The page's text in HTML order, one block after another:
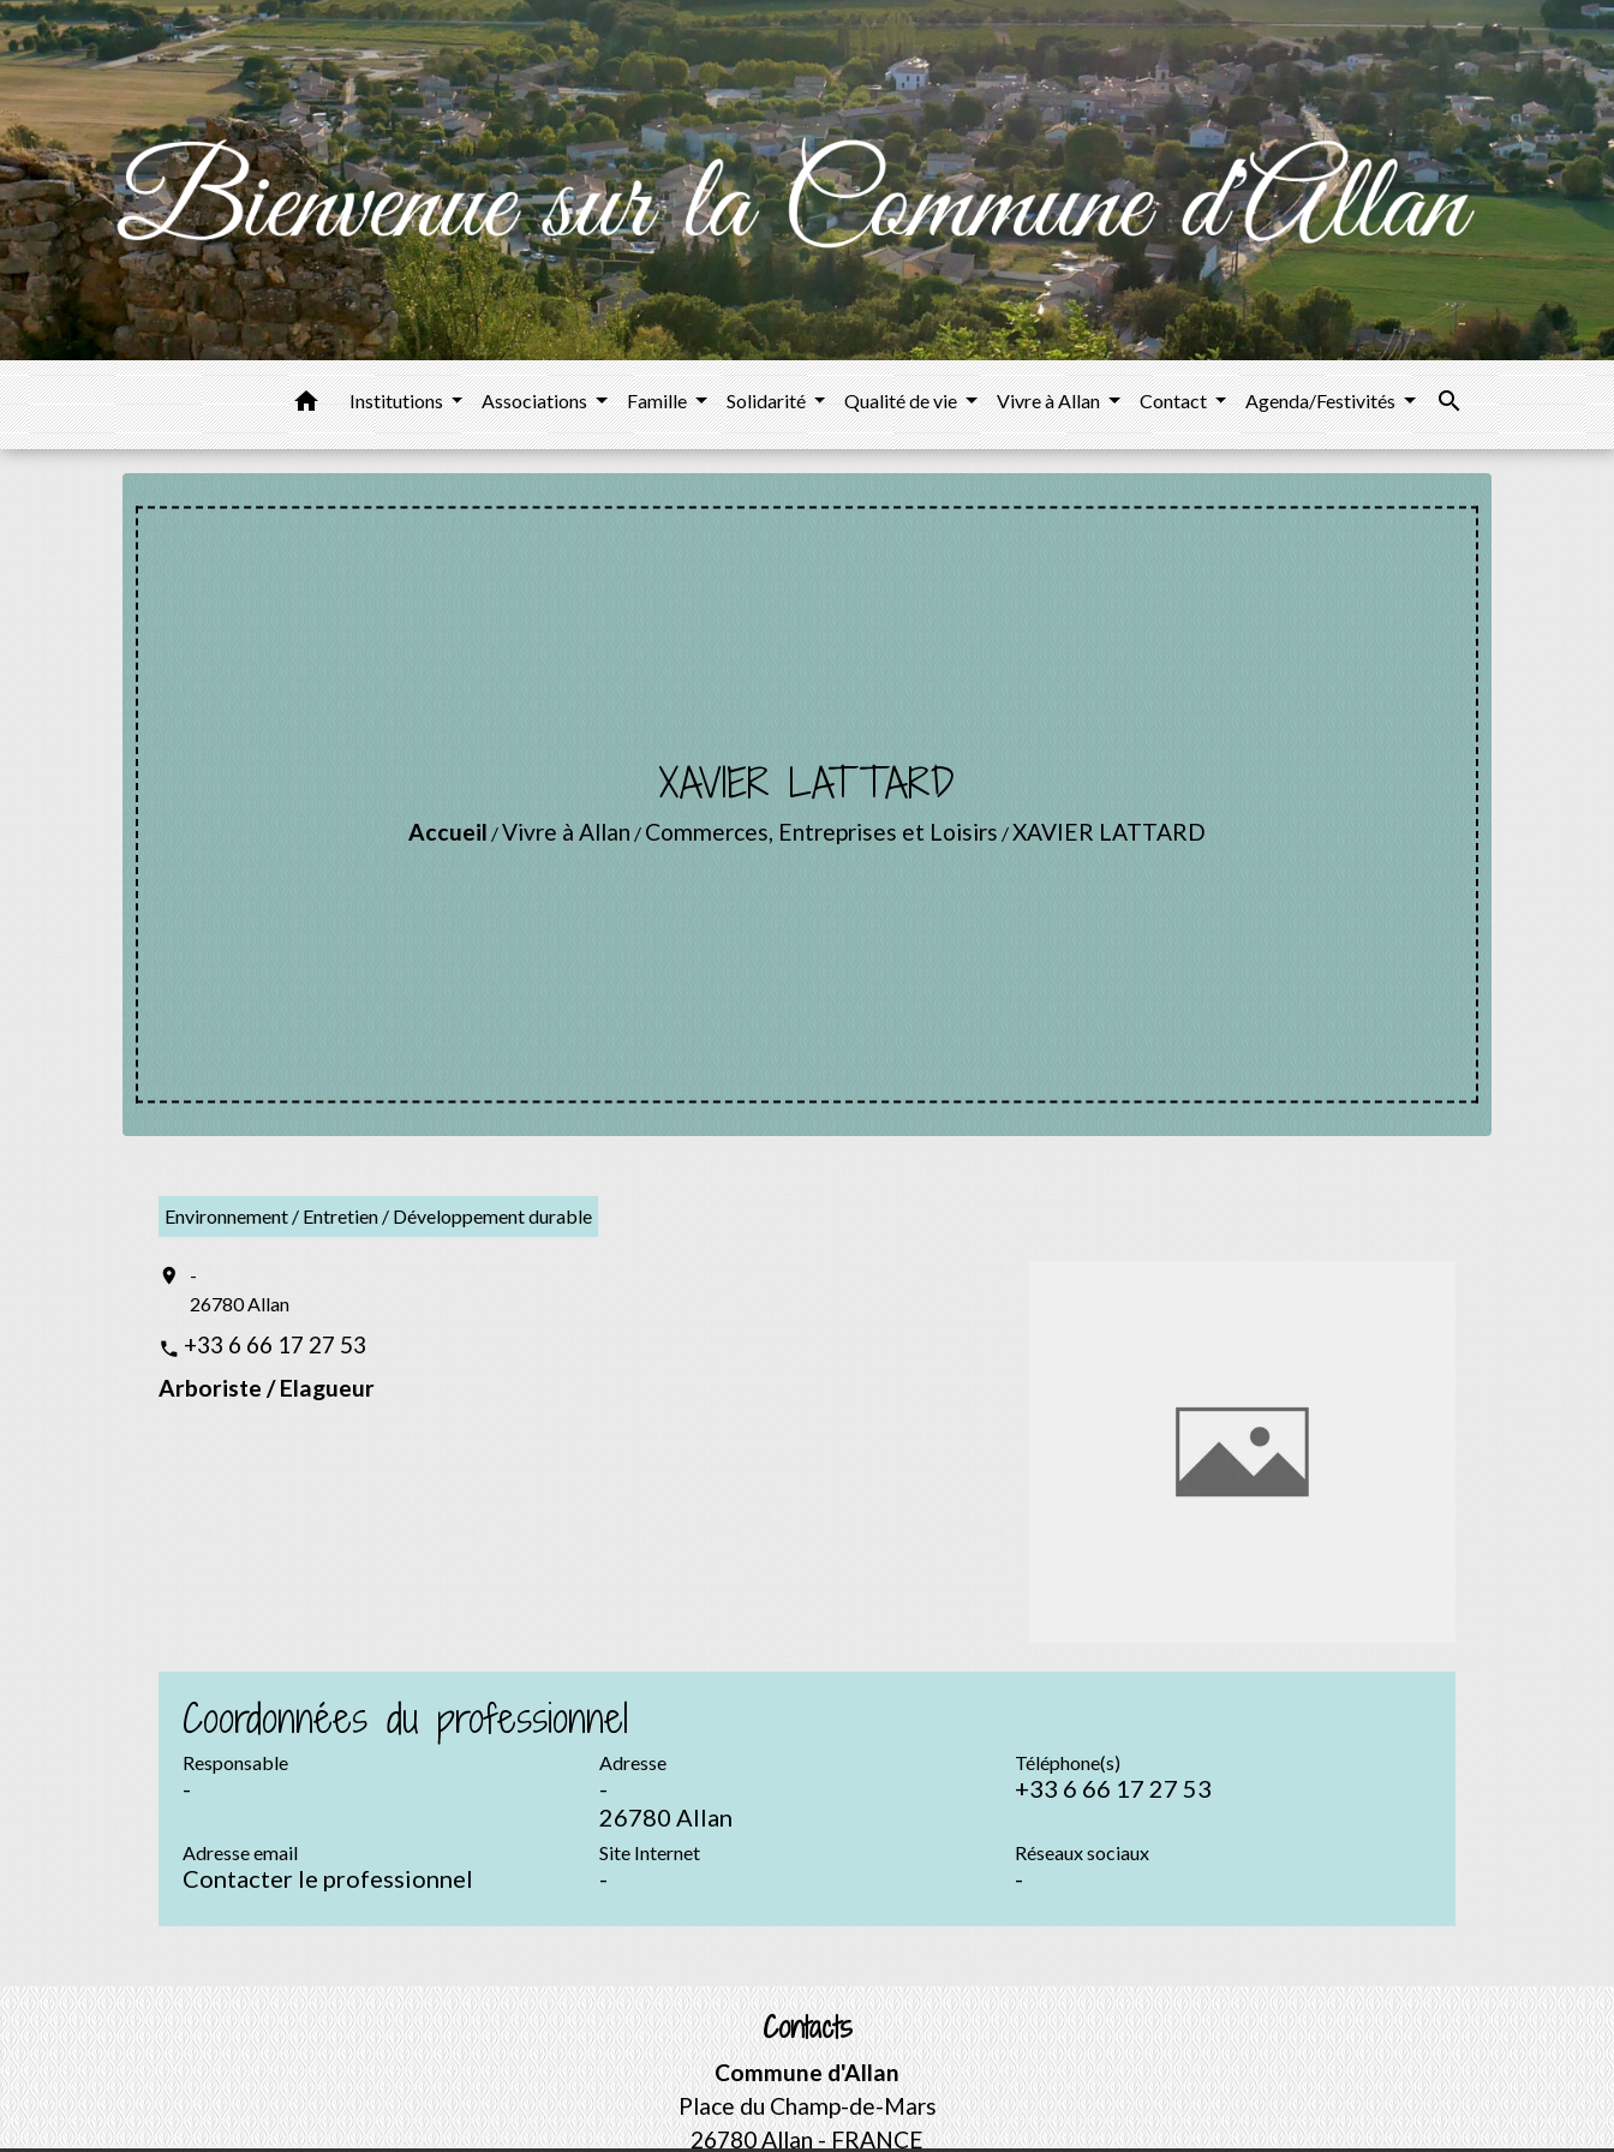
home Institutions Associations Famille Solidarité Qualité de vie Vivre à Allan Contact Agenda/Festivités search
XAVIER LATTARD
Accueil /Vivre à Allan / Commerces, Entreprises et Loisirs /XAVIER LATTARD
Environnement / Entretien / Développement durable
location_on
-
26780 Allan
phone +33 6 66 17 27 53
Arboriste / Elagueur
Coordonnées du professionnel
Responsable
-
Adresse
-
26780 Allan
Téléphone(s)
+33 6 66 17 27 53
Adresse email
Contacter le professionnel
Site Internet
-
Réseaux sociaux
-
Contacts
Commune d'Allan
Place du Champ-de-Mars
26780 Allan - FRANCE